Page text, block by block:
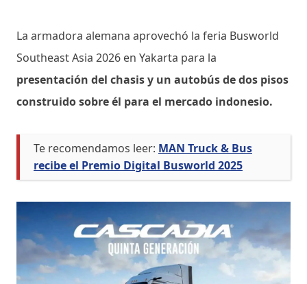
La armadora alemana aprovechó la feria Busworld
Southeast Asia 2026 en Yakarta para la
presentación del chasis y un autobús de dos pisos
construido sobre él para el mercado indonesio.
Te recomendamos leer: MAN Truck & Bus
recibe el Premio Digital Busworld 2025